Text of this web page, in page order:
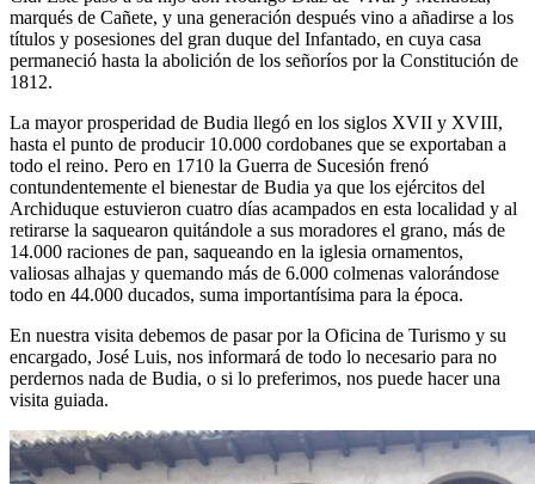
marqués de Cañete, y una generación después vino a añadirse a los
títulos y posesiones del gran duque del Infantado, en cuya casa
permaneció hasta la abolición de los señoríos por la Constitución de
1812.
La mayor prosperidad de Budia llegó en los siglos XVII y XVIII,
hasta el punto de producir 10.000 cordobanes que se exportaban a
todo el reino. Pero en 1710 la Guerra de Sucesión frenó
contundentemente el bienestar de Budia ya que los ejércitos del
Archiduque estuvieron cuatro días acampados en esta localidad y al
retirarse la saquearon quitándole a sus moradores el grano, más de
14.000 raciones de pan, saqueando en la iglesia ornamentos,
valiosas alhajas y quemando más de 6.000 colmenas valorándose
todo en 44.000 ducados, suma importantísima para la época.
En nuestra visita debemos de pasar por la Oficina de Turismo y su
encargado, José Luis, nos informará de todo lo necesario para no
perdernos nada de Budia, o si lo preferimos, nos puede hacer una
visita guiada.